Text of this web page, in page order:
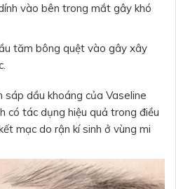
vào bên trong mắt gây khó
tăm bông quệt vào gây xây
sáp dầu khoáng của Vaseline
có tác dụng hiệu quả trong điều
mạc do rận kí sinh ở vùng mi